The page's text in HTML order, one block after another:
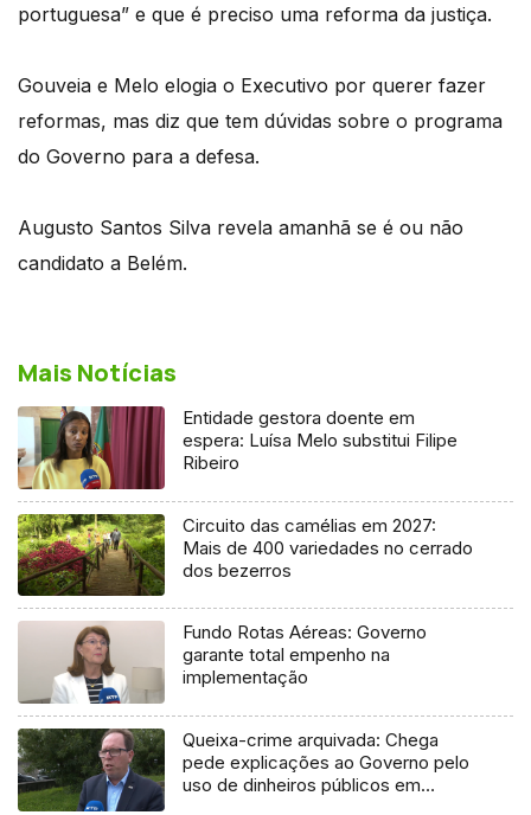
portuguesa” e que é preciso uma reforma da justiça.
Gouveia e Melo elogia o Executivo por querer fazer
reformas, mas diz que tem dúvidas sobre o programa
do Governo para a defesa.
Augusto Santos Silva revela amanhã se é ou não
candidato a Belém.
Mais Notícias
Entidade gestora doente em
espera: Luísa Melo substitui Filipe
Ribeiro
Circuito das camélias em 2027:
Mais de 400 variedades no cerrado
dos bezerros
Fundo Rotas Aéreas: Governo
garante total empenho na
implementação
Queixa-crime arquivada: Chega
pede explicações ao Governo pelo
uso de dinheiros públicos em